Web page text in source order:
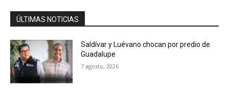
ÚLTIMAS NOTICIAS
Saldívar y Luévano chocan por predio de
Guadalupe
7 agosto, 2026